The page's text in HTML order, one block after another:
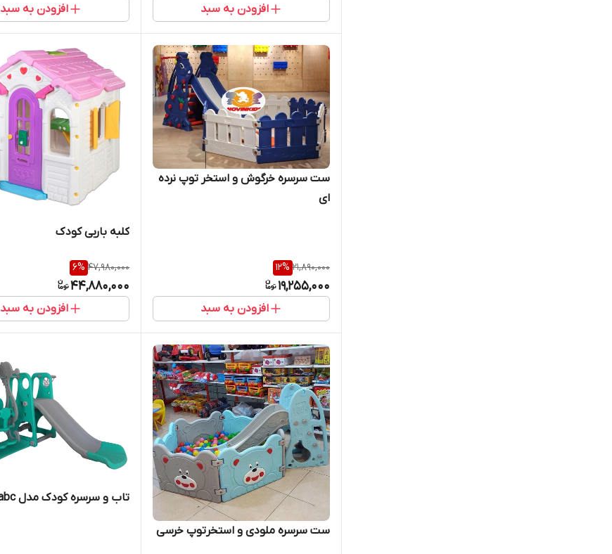
افزودن به سبد افزودن به سبد
ست سرسره خرگوش و استخر توپ نرده
ای
21,890,000
12%
19,255,000
افزودن به سبد
کلبه باربی کودک
47,980,000
6%
44,880,000
افزودن به سبد
ست سرسره ملودی و استخرتوپ خرسی
تاب و سرسره کودک مدل abc